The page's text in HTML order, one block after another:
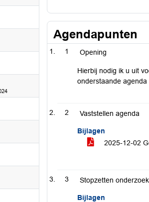
Agendapunten
1 Opening
Hierbij nodig ik u uit
onderstaande
2 Vaststellen agenda
Bijlagen
2025-12-02
3 Stopzetten
Bijlagen